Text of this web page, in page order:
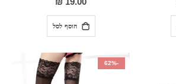
הוסף לסל
-62%